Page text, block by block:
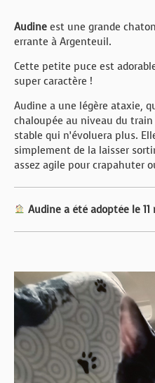
Audine est une grande
errante à Argenteuil.
Cette petite puce est
super caractère !
Audine a une légère ataxie,
chaloupée au niveau du train
stable qui n’évoluera plus.
simplement de la laisser
assez agile pour crapahuter
Audine a été adoptée le 11